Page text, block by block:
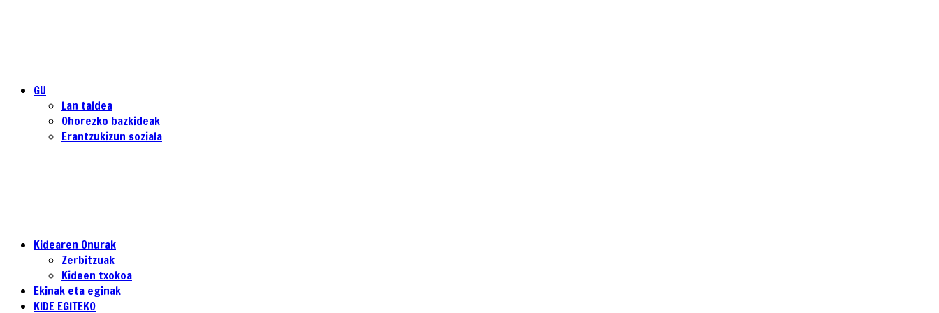
GU
Lan taldea
Ohorezko bazkideak
Erantzukizun soziala
Kidearen Onurak
Zerbitzuak
Kideen txokoa
Ekinak eta eginak
KIDE EGITEKO